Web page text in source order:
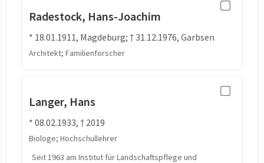
Radestock, Hans-Joachim
* 18.01.1911, Magdeburg; † 31.12.1976, Garbsen
Architekt; Familienforscher
Langer, Hans
* 08.02.1933, † 2019
Biologe; Hochschullehrer
Seit 1963 am Institut für Landschaftspflege und